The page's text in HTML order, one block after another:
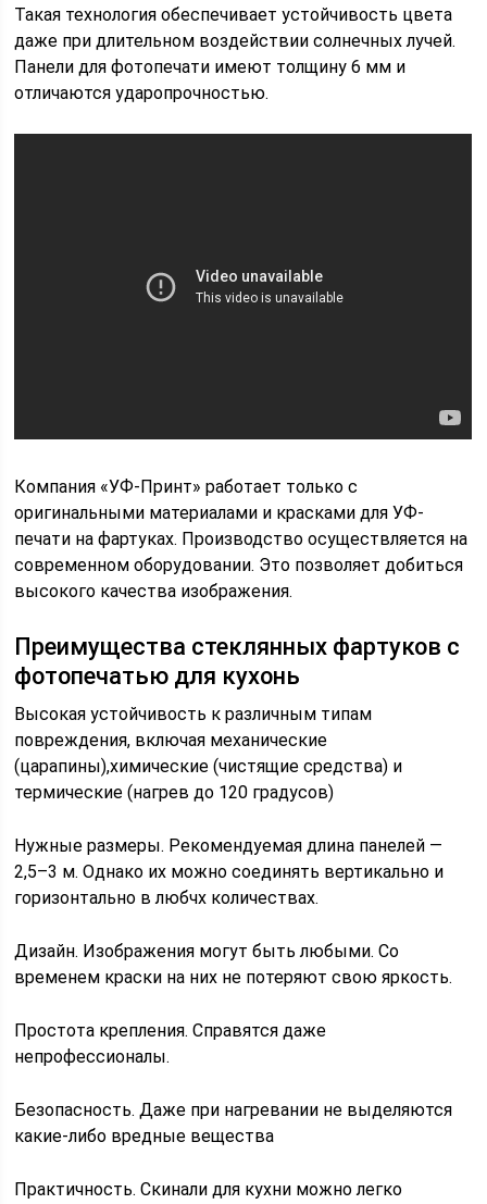
Такая технология обеспечивает устойчивость цвета
даже при длительном воздействии солнечных лучей.
Панели для фотопечати имеют толщину 6 мм и
отличаются ударопрочностью.
Компания «УФ-Принт» работает только с
оригинальными материалами и красками для УФ-
печати на фартуках. Производство осуществляется на
современном оборудовании. Это позволяет добиться
высокого качества изображения.
Преимущества стеклянных фартуков с
фотопечатью для кухонь
Высокая устойчивость к различным типам
повреждения, включая механические
(царапины),химические (чистящие средства) и
термические (нагрев до 120 градусов)
Нужные размеры. Рекомендуемая длина панелей —
2,5–3 м. Однако их можно соединять вертикально и
горизонтально в любчх количествах.
Дизайн. Изображения могут быть любыми. Со
временем краски на них не потеряют свою яркость.
Простота крепления. Справятся даже
непрофессионалы.
Безопасность. Даже при нагревании не выделяются
какие-либо вредные вещества
Практичность. Скинали для кухни можно легко